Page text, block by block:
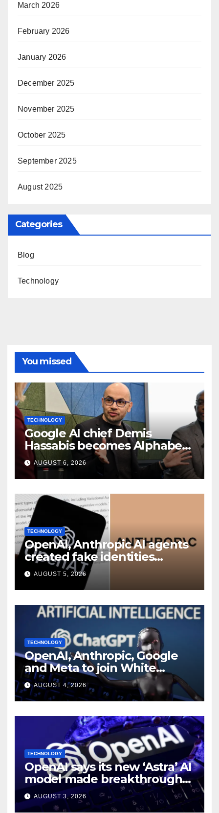
March 2026
February 2026
January 2026
December 2025
November 2025
October 2025
September 2025
August 2025
Categories
Blog
Technology
You missed
TECHNOLOGY
Google AI chief Demis
Hassabis becomes Alphabet
chief scientist in leadership
shakeup
AUGUST 6, 2026
TECHNOLOGY
OpenAI, Anthropic AI agents
created fake identities
during UK cyber tests:
Report
AUGUST 5, 2026
TECHNOLOGY
OpenAI, Anthropic, Google
and Meta to join White
House AI security meeting
AUGUST 4, 2026
TECHNOLOGY
OpenAI says its new ‘Astra’ AI
model made breakthroughs
in 10 math problems
AUGUST 3, 2026